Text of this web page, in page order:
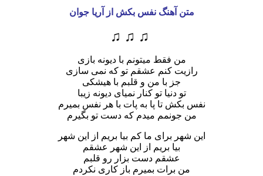
متن آهنگ نفس بکش از آریا جوان
♫ ♫ ♫
من فقط میتونم با دیونه بازی
رازیت کنم عشقم تو که نمی سازی
جز با من و قلبم با هیشکی
تو دنیا تو کنار نمیای دیونه زیبا
نفس بکش تا پا به پات با هر نفس بمیرم
من جونمم میدم که دست تو بگیرم
این شهر برای ما کم بیا بریم از این شهر
بیا بریم از این شهر عشقم
عشقم دست بزار رو قلبم
من برات بمیرم باز کاری نکردم